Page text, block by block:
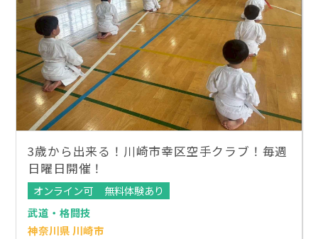
3歳から出来る！川崎市幸区空手クラブ！毎週
日曜日開催！
オンライン可
無料体験あり
武道・格闘技
神奈川県 川崎市